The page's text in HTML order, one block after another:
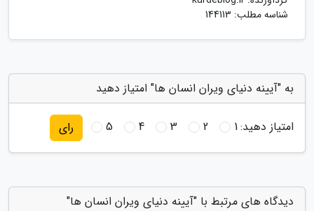
شناسه مطلب: 144113
به "آیینه دنیای ویران انسان ها" امتیاز دهید
امتیاز دهید:1
2
3
4
5 رای
دیدگاه های مرتبط با "آیینه دنیای ویران انسان ها"